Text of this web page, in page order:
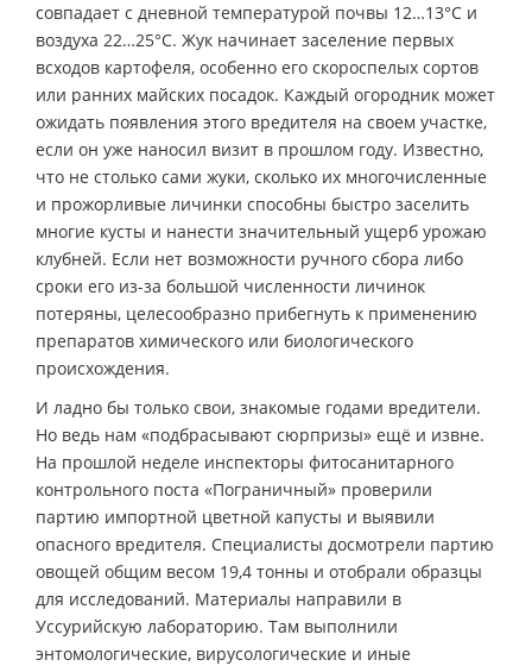
совпадает с дневной температурой почвы 12…13°С и
воздуха 22…25°С. Жук начинает заселение первых
всходов картофеля, особенно его скороспелых сортов
или ранних майских посадок. Каждый огородник может
ожидать появления этого вредителя на своем участке,
если он уже наносил визит в прошлом году. Известно,
что не столько сами жуки, сколько их многочисленные
и прожорливые личинки способны быстро заселить
многие кусты и нанести значительный ущерб урожаю
клубней. Если нет возможности ручного сбора либо
сроки его из-за большой численности личинок
потеряны, целесообразно прибегнуть к применению
препаратов химического или биологического
происхождения.
И ладно бы только свои, знакомые годами вредители.
Но ведь нам «подбрасывают сюрпризы» ещё и извне.
На прошлой неделе инспекторы фитосанитарного
контрольного поста «Пограничный» проверили
партию импортной цветной капусты и выявили
опасного вредителя. Специалисты досмотрели партию
овощей общим весом 19,4 тонны и отобрали образцы
для исследований. Материалы направили в
Уссурийскую лабораторию. Там выполнили
энтомологические, вирусологические и иные